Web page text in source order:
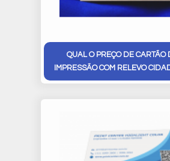
QUAL O PREÇO DE CARTÃO
IMPRESSÃO COM RELEVO